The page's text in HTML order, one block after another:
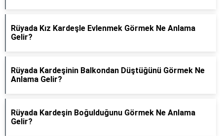
Rüyada Kız Kardeşle Evlenmek Görmek Ne Anlama
Gelir?
Rüyada Kardeşinin Balkondan Düştüğünü Görmek Ne
Anlama Gelir?
Rüyada Kardeşin Boğulduğunu Görmek Ne Anlama
Gelir?